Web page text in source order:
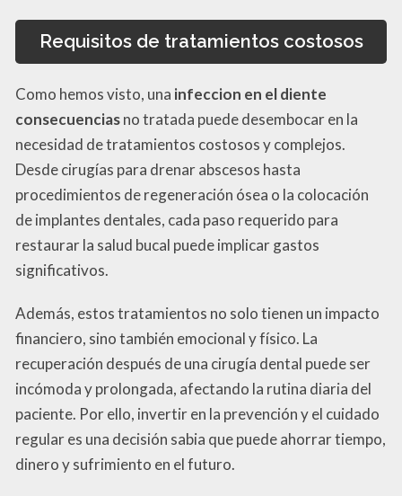
Requisitos de tratamientos costosos
Como hemos visto, una infeccion en el diente
consecuenciasno tratada puede desembocar en la
necesidad de tratamientos costosos y complejos.
Desde cirugías para drenar abscesos hasta
procedimientos de regeneración ósea o la colocación
de implantes dentales, cada paso requerido para
restaurar la salud bucal puede implicar gastos
significativos.
Además, estos tratamientos no solo tienen un impacto
financiero, sino también emocional y físico. La
recuperación después de una cirugía dental puede ser
incómoda y prolongada, afectando la rutina diaria del
paciente. Por ello, invertir en la prevención y el cuidado
regular es una decisión sabia que puede ahorrar tiempo,
dinero y sufrimiento en el futuro.